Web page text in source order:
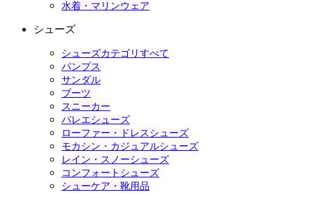
水着・マリンウェア
シューズ
シューズカテゴリすべて
パンプス
サンダル
ブーツ
スニーカー
バレエシューズ
ローファー・ドレスシューズ
モカシン・カジュアルシューズ
レイン・スノーシューズ
コンフォートシューズ
シューケア・靴用品